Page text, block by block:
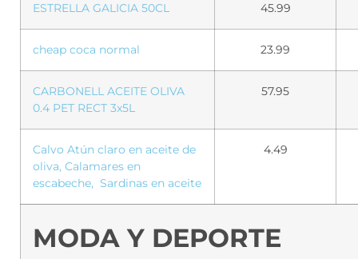
ESTRELLA GALICIA 50CL 45.99
cheap coca normal 23.99
CARBONELL ACEITE OLIVA
0.4 PET RECT 3x5L
57.95
Calvo Atún claro en aceite de
oliva, Calamares en
escabeche, Sardinas en aceite
4.49
MODA Y DEPORTE